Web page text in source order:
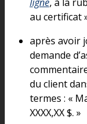
au certificat
après avoir
demande
du client
termes : «
XXXX,XX $. »